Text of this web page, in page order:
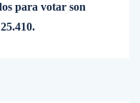
para votar son